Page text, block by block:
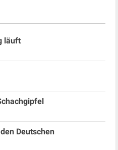
läuft
Deutschen